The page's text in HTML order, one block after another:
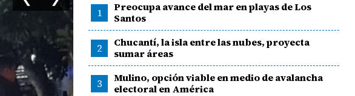
1
Preocupa avance del mar en playas de Los
Santos
2
Chucantí, la isla entre las nubes, proyecta
sumar áreas
3
Mulino, opción viable en medio de avalancha
electoral en América